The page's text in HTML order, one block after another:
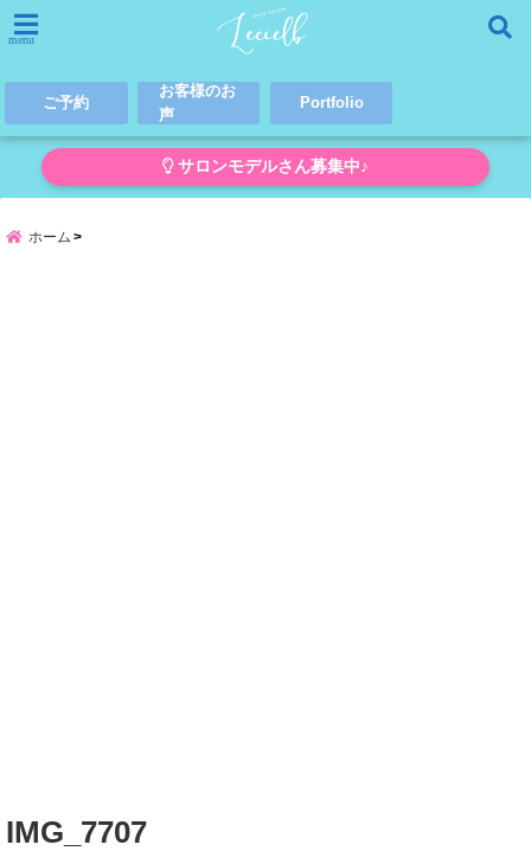
menu
ご予約
お客様のお
声
Portfolio
サロンモデルさん募集中♪
ホーム
IMG_7707